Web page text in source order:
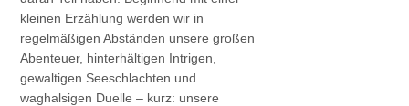
kleinen Erzählung werden wir in
regelmäßigen Abständen unsere großen
Abenteuer, hinterhältigen Intrigen,
gewaltigen Seeschlachten und
waghalsigen Duelle – kurz: unsere